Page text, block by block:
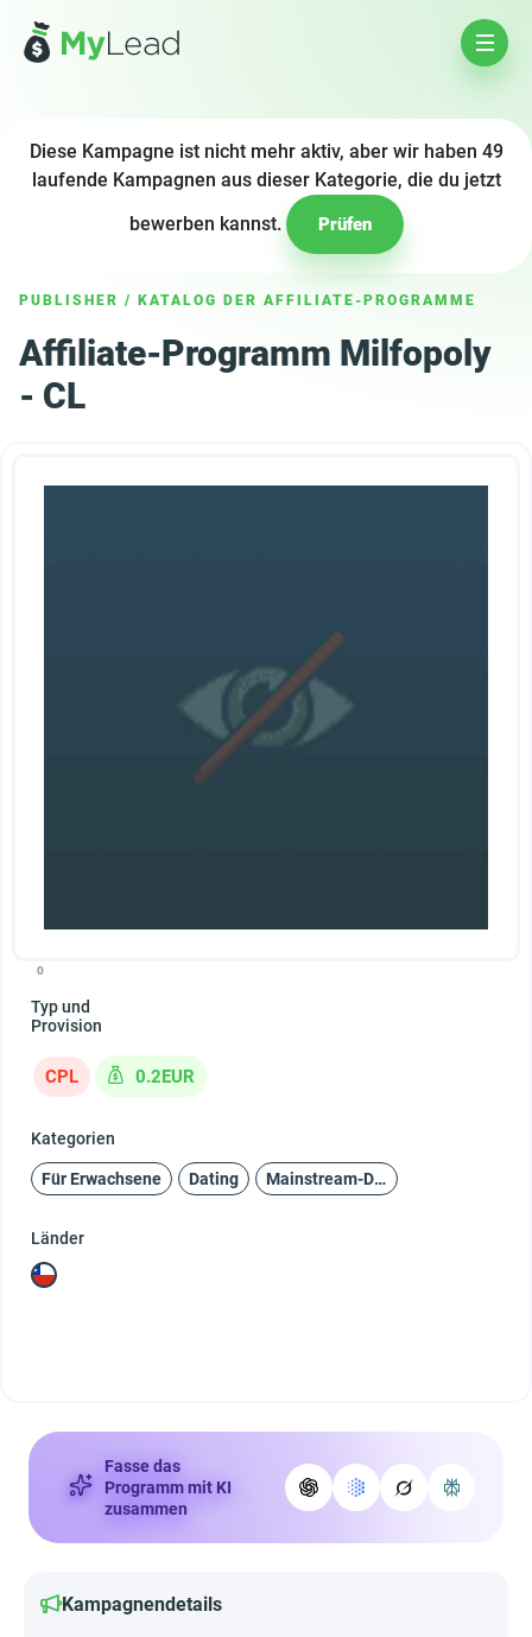
Diese Kampagne ist nicht mehr aktiv, aber wir haben 49
laufende Kampagnen aus dieser Kategorie, die du jetzt
bewerben kannst.
Prüfen
PUBLISHER / KATALOG DER AFFILIATE-PROGRAMME
Affiliate-Programm Milfopoly
- CL
0
Typ und
Provision
CPL 0.2EUR
Kategorien
Für Erwachsene Dating Mainstream-Dating
Länder
Fasse das
Programm mit KI
zusammen
Kampagnendetails